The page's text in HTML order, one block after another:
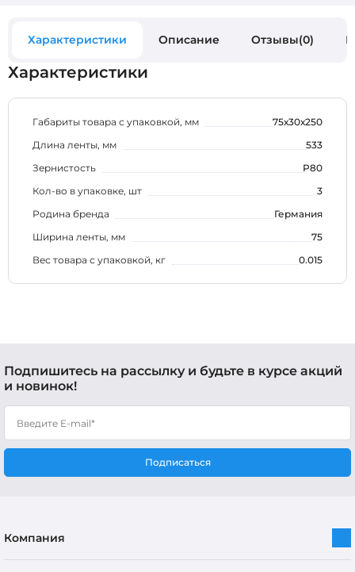
Характеристики Описание Отзывы(0)
Характеристики
Габариты товара с упаковкой, мм
75х30х250
Длина ленты, мм
533
Зернистость
P80
Кол-во в упаковке, шт
3
Родина бренда
Германия
Ширина ленты, мм
75
Вес товара с упаковкой, кг
0.015
Подпишитесь на рассылку и будьте в курсе акций
и новинок!
Подписаться
Компания